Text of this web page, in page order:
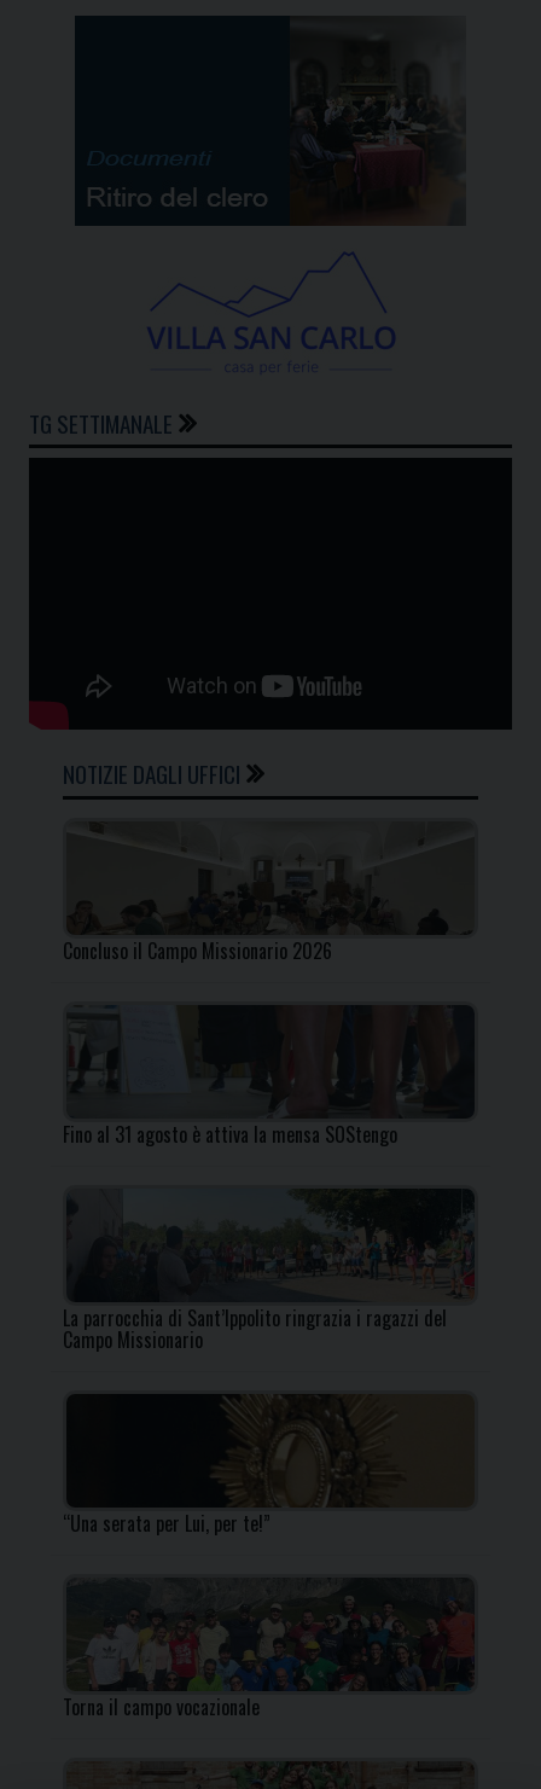
TG SETTIMANALE
NOTIZIE DAGLI UFFICI
Concluso il Campo Missionario 2026
Fino al 31 agosto è attiva la mensa SOStengo
La parrocchia di Sant’Ippolito ringrazia i ragazzi del
Campo Missionario
“Una serata per Lui, per te!”
Torna il campo vocazionale